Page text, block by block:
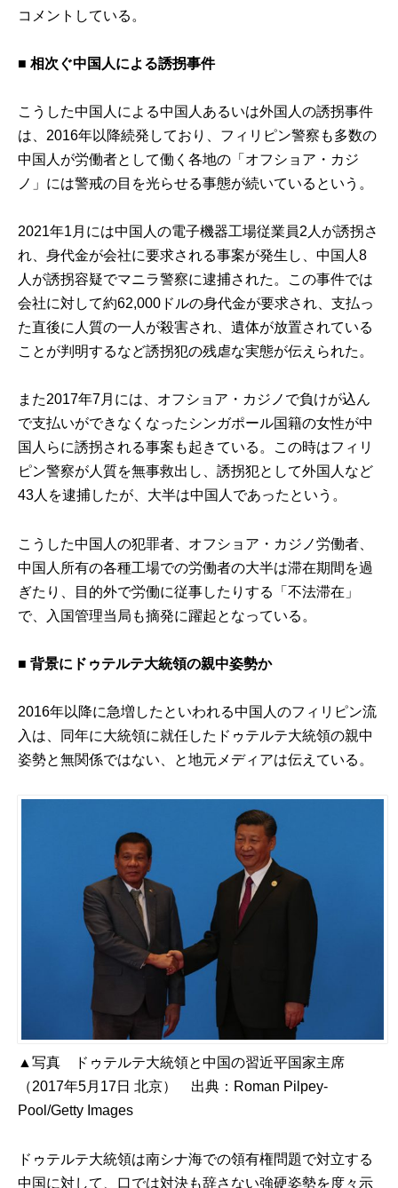
コメントしている。
■相次ぐ中国人による誘拐事件
こうした中国人による中国人あるいは外国人の誘拐事件
は、2016年以降続発しており、フィリピン警察も多数の
中国人が労働者として働く各地の「オフショア・カジ
ノ」には警戒の目を光らせる事態が続いているという。
2021年1月には中国人の電子機器工場従業員2人が誘拐さ
れ、身代金が会社に要求される事案が発生し、中国人8
人が誘拐容疑でマニラ警察に逮捕された。この事件では
会社に対して約62,000ドルの身代金が要求され、支払っ
た直後に人質の一人が殺害され、遺体が放置されている
ことが判明するなど誘拐犯の残虐な実態が伝えられた。
また2017年7月には、オフショア・カジノで負けが込ん
で支払いができなくなったシンガポール国籍の女性が中
国人らに誘拐される事案も起きている。この時はフィリ
ピン警察が人質を無事救出し、誘拐犯として外国人など
43人を逮捕したが、大半は中国人であったという。
こうした中国人の犯罪者、オフショア・カジノ労働者、
中国人所有の各種工場での労働者の大半は滞在期間を過
ぎたり、目的外で労働に従事したりする「不法滞在」
で、入国管理当局も摘発に躍起となっている。
■背景にドゥテルテ大統領の親中姿勢か
2016年以降に急増したといわれる中国人のフィリピン流
入は、同年に大統領に就任したドゥテルテ大統領の親中
姿勢と無関係ではない、と地元メディアは伝えている。
▲写真 ドゥテルテ大統領と中国の習近平国家主席
（2017年5月17日 北京） 出典： Roman Pilpey-
Pool/Getty Images
ドゥテルテ大統領は南シナ海での領有権問題で対立する
中国に対して、口では対決も辞さない強硬姿勢を度々示